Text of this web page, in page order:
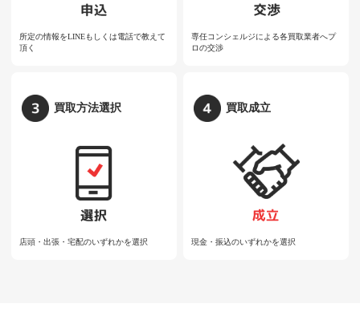
所定の情報をLINEもしくは電話で教えて
頂く
専任コンシェルジによる各買取業者へプ
ロの交渉
買取方法選択
店頭・出張・宅配のいずれかを選択
買取成立
現金・振込のいずれかを選択